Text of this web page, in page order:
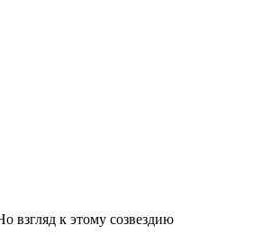
взгляд к этому созвездию